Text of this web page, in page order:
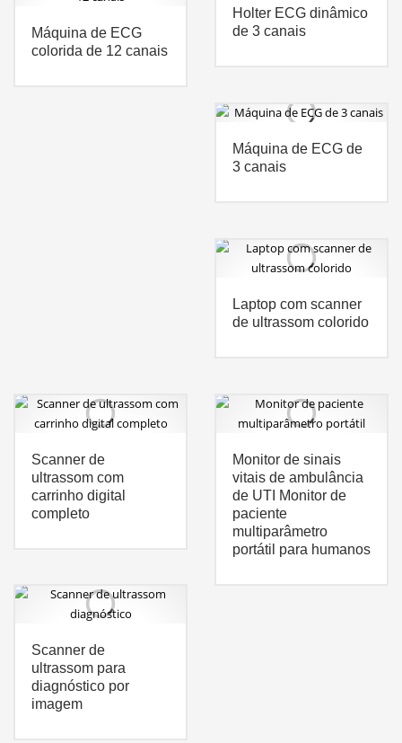
Máquina de ECG
colorida de 12 canais
Holter ECG dinâmico
de 3 canais
Máquina de ECG de
3 canais
Laptop com scanner
de ultrassom colorido
Scanner de
ultrassom com
carrinho digital
completo
Monitor de sinais
vitais de ambulância
de UTI Monitor de
paciente
multiparâmetro
portátil para humanos
Scanner de
ultrassom para
diagnóstico por
imagem